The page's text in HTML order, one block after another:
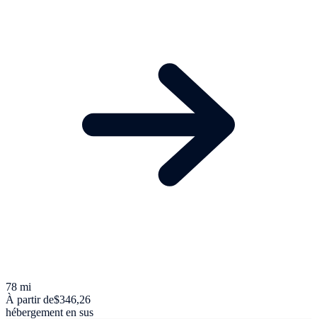
78 mi
À partir de$346,26
hébergement en sus